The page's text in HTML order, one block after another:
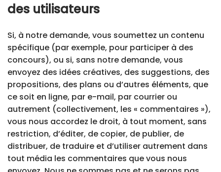
des utilisateurs
Si, à notre demande, vous soumettez un contenu
spécifique (par exemple, pour participer à des
concours), ou si, sans notre demande, vous
envoyez des idées créatives, des suggestions, des
propositions, des plans ou d’autres éléments, que
ce soit en ligne, par e-mail, par courrier ou
autrement (collectivement, les « commentaires »),
vous nous accordez le droit, à tout moment, sans
restriction, d’éditer, de copier, de publier, de
distribuer, de traduire et d’utiliser autrement dans
tout média les commentaires que vous nous